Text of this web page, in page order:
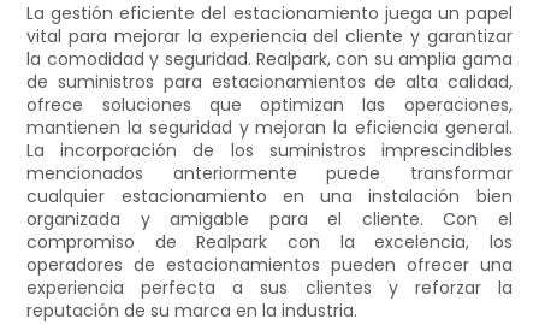
La gestión eficiente del estacionamiento juega un papel
vital para mejorar la experiencia del cliente y garantizar
la comodidad y seguridad. Realpark, con su amplia gama
de suministros para estacionamientos de alta calidad,
ofrece soluciones que optimizan las operaciones,
mantienen la seguridad y mejoran la eficiencia general.
La incorporación de los suministros imprescindibles
mencionados anteriormente puede transformar
cualquier estacionamiento en una instalación bien
organizada y amigable para el cliente. Con el
compromiso de Realpark con la excelencia, los
operadores de estacionamientos pueden ofrecer una
experiencia perfecta a sus clientes y reforzar la
reputación de su marca en la industria.